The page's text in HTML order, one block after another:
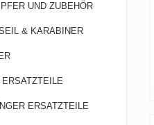
UND ZUBEHÖR
& KARABINER
ERSATZTEILE